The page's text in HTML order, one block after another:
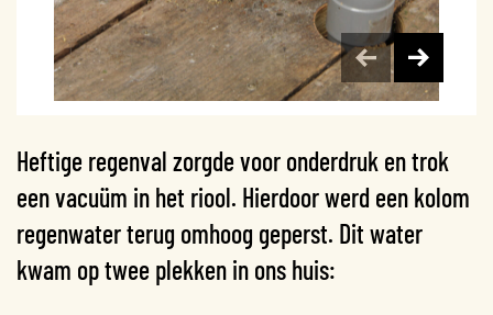
Heftige regenval zorgde voor onderdruk en trok
een vacuüm in het riool. Hierdoor werd een kolom
regenwater terug omhoog geperst. Dit water
kwam op twee plekken in ons huis: